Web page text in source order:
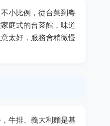
小比例，從台菜到粵
庭式的台菜館，味道
太好，服務會稍微慢
牛排、義大利麵是基